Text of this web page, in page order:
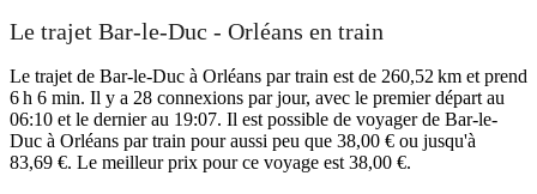
Le trajet Bar-le-Duc - Orléans en train
Le trajet de Bar-le-Duc à Orléans par train est de 260,52 km et prend
6 h 6 min. Il y a 28 connexions par jour, avec le premier départ au
06:10 et le dernier au 19:07. Il est possible de voyager de Bar-le-
Duc à Orléans par train pour aussi peu que 38,00 € ou jusqu'à
83,69 €. Le meilleur prix pour ce voyage est 38,00 €.